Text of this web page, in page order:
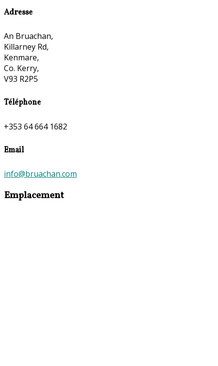
Adresse
An Bruachan,
Killarney Rd,
Kenmare,
Co. Kerry,
V93 R2P5
Téléphone
+353 64 664 1682
Email
info@bruachan.com
Emplacement